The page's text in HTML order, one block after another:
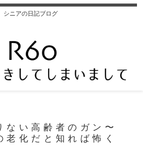
シニアの日記ブログ
ない高齢者のガン〜
老化だと知れば怖く